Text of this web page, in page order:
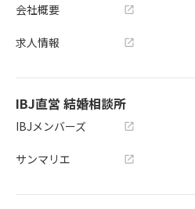
会社概要
求人情報
IBJ直営 結婚相談所
IBJメンバーズ
サンマリエ